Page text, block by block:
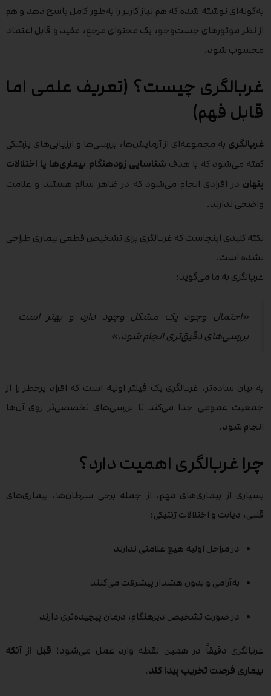
به‌گونه‌ای نوشته شده که هم نیاز کاربر را به‌طور کامل پاسخ دهد و هم
از نظر موتورهای جست‌وجو، یک محتوای مرجع، مفید و قابل اعتماد
محسوب شود.
غربالگری چیست؟ (تعریف علمی اما
قابل فهم)
غربالگری به مجموعه‌ای از آزمایش‌ها، بررسی‌ها و ارزیابی‌های پزشکی
گفته می‌شود که با هدف شناسایی زودهنگام بیماری‌ها یا اختلالات
پنهان در افرادی انجام می‌شود که در ظاهر سالم هستند و علامت
واضحی ندارند.
نکته کلیدی اینجاست که غربالگری برای تشخیص قطعی بیماری طراحی
نشده است.
غربالگری به ما می‌گوید:
«احتمال وجود یک مشکل وجود دارد و بهتر است
بررسی‌های دقیق‌تری انجام شود.»
به بیان ساده‌تر، غربالگری یک فیلتر اولیه است که افراد پرخطر را از
جمعیت عمومی جدا می‌کند تا بررسی‌های تخصصی‌تر روی آن‌ها
انجام شود.
چرا غربالگری اهمیت دارد؟
بسیاری از بیماری‌های مهم، از جمله برخی سرطان‌ها، بیماری‌های
قلبی، دیابت و اختلالات ژنتیکی:
در مراحل اولیه هیچ علامتی ندارند
به‌آرامی و بدون هشدار پیشرفت می‌کنند
در صورت تشخیص دیرهنگام، درمان پیچیده‌تری دارند
غربالگری دقیقاً در همین نقطه وارد عمل می‌شود؛ قبل از آنکه
بیماری فرصت تخریب پیدا کند.